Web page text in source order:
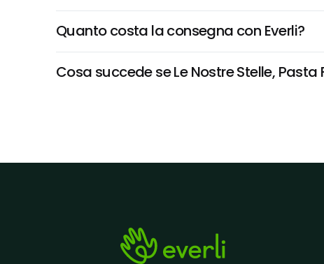
Quanto costa la consegna con Everli?
Cosa succede se Le Nostre Stelle,